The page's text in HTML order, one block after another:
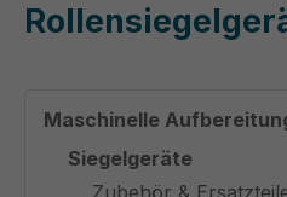
Maschinelle
Siegelgeräte